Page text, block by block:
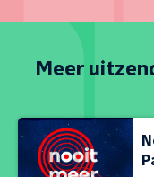
Meer